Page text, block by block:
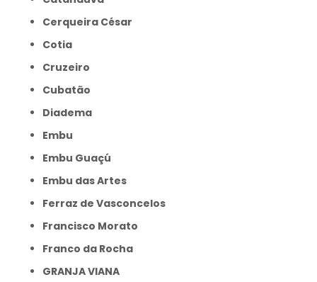
Cerqueira César
Cotia
Cruzeiro
Cubatão
Diadema
Embu
Embu Guaçú
Embu das Artes
Ferraz de Vasconcelos
Francisco Morato
Franco da Rocha
GRANJA VIANA